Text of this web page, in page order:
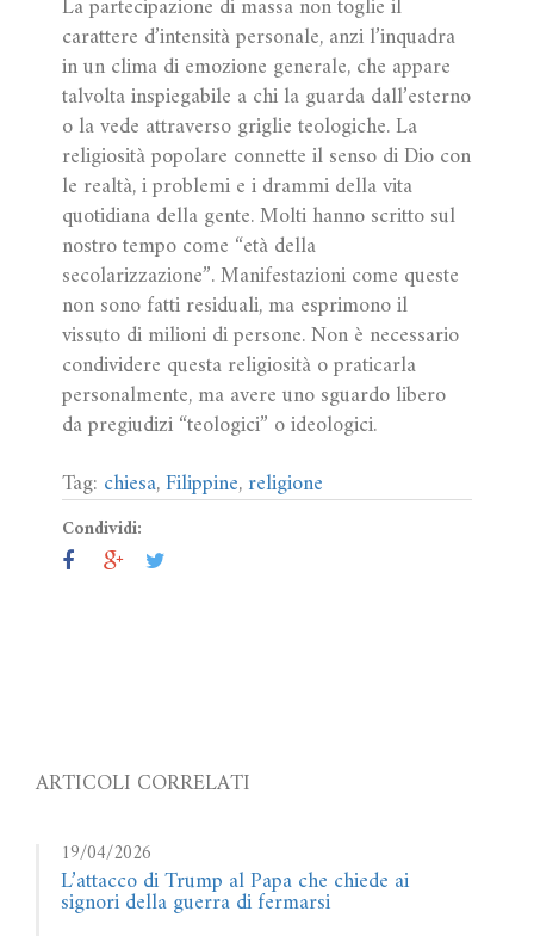
La partecipazione di massa non toglie il
carattere d’intensità personale, anzi l’inquadra
in un clima di emozione generale, che appare
talvolta inspiegabile a chi la guarda dall’esterno
o la vede attraverso griglie teologiche. La
religiosità popolare connette il senso di Dio con
le realtà, i problemi e i drammi della vita
quotidiana della gente. Molti hanno scritto sul
nostro tempo come “età della
secolarizzazione”. Manifestazioni come queste
non sono fatti residuali, ma esprimono il
vissuto di milioni di persone. Non è necessario
condividere questa religiosità o praticarla
personalmente, ma avere uno sguardo libero
da pregiudizi “teologici” o ideologici.
Tag: chiesa,Filippine,religione
Condividi:
ARTICOLI CORRELATI
19/04/2026
L’attacco di Trump al Papa che chiede ai
signori della guerra di fermarsi